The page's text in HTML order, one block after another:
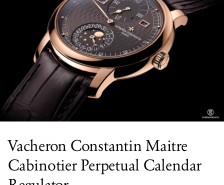
Vacheron Constantin Maitre
Cabinotier Perpetual Calendar